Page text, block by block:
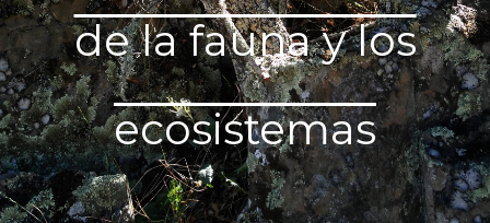
de la fauna y los
ecosistemas